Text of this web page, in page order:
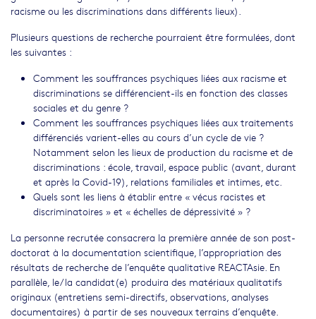
racisme ou les discriminations dans différents lieux).
Plusieurs questions de recherche pourraient être formulées, dont
les suivantes :
Comment les souffrances psychiques liées aux racisme et
discriminations se différencient-ils en fonction des classes
sociales et du genre ?
Comment les souffrances psychiques liées aux traitements
différenciés varient-elles au cours d’un cycle de vie ?
Notamment selon les lieux de production du racisme et de
discriminations : école, travail, espace public (avant, durant
et après la Covid-19), relations familiales et intimes, etc.
Quels sont les liens à établir entre « vécus racistes et
discriminatoires » et « échelles de dépressivité » ?
La personne recrutée consacrera la première année de son post-
doctorat à la documentation scientifique, l’appropriation des
résultats de recherche de l’enquête qualitative REACTAsie. En
parallèle, le/la candidat(e) produira des matériaux qualitatifs
originaux (entretiens semi-directifs, observations, analyses
documentaires) à partir de ses nouveaux terrains d’enquête.